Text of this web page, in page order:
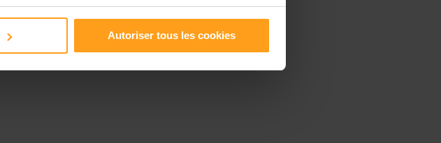
Autoriser tous les cookies